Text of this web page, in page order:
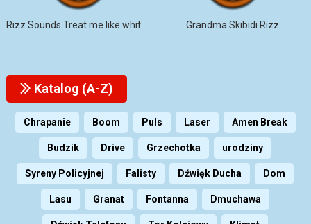
Rizz Sounds Treat me like white T Grandma Skibidi Rizz
Katalog (A-Z)
Chrapanie Boom Puls Laser Amen Break
Budzik Drive Grzechotka urodziny
Syreny Policyjnej Falisty Dźwięk Ducha Dom
Lasu Granat Fontanna Dmuchawa